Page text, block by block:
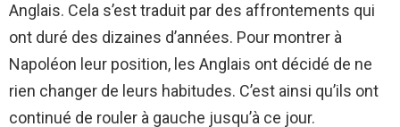
Anglais. Cela s’est traduit par des affrontements qui
ont duré des dizaines d’années. Pour montrer à
Napoléon leur position, les Anglais ont décidé de ne
rien changer de leurs habitudes. C’est ainsi qu’ils ont
continué de rouler à gauche jusqu’à ce jour.